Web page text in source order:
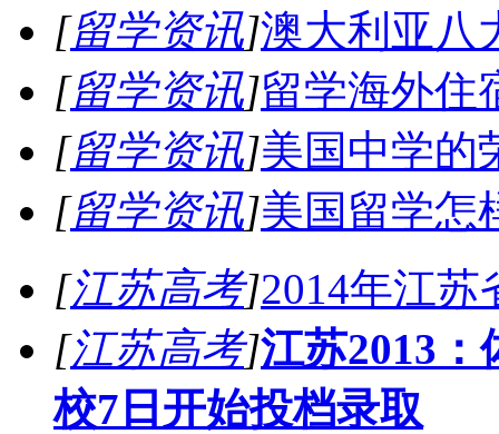
[留学资讯]澳大利亚八
[留学资讯]留学海外住
[留学资讯]美国中学的
[留学资讯]美国留学怎
[江苏高考]2014年江
[江苏高考]江苏2013
校7日开始投档录取